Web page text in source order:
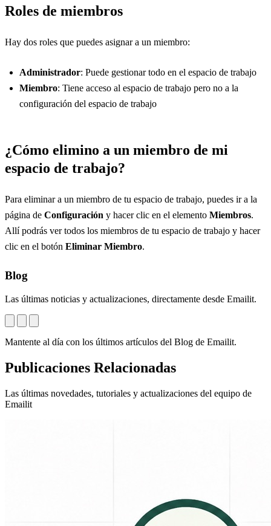
Roles de miembros
Hay dos roles que puedes asignar a un miembro:
Administrador: Puede gestionar todo en el espacio de trabajo
Miembro: Tiene acceso al espacio de trabajo pero no a la
configuración del espacio de trabajo
¿Cómo elimino a un miembro de mi
espacio de trabajo?
Para eliminar a un miembro de tu espacio de trabajo, puedes ir a la
página de Configuración y hacer clic en el elemento Miembros.
Allí podrás ver todos los miembros de tu espacio de trabajo y hacer
clic en el botón Eliminar Miembro.
Blog
Las últimas noticias y actualizaciones, directamente desde Emailit.
Mantente al día con los últimos artículos del Blog de Emailit.
Publicaciones Relacionadas
Las últimas novedades, tutoriales y actualizaciones del equipo de
Emailit